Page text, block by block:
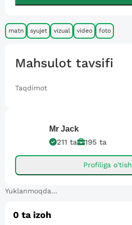
matn syujet vizual video foto
Mahsulot tavsifi
Taqdimot
Mr Jack
211 ta 195 ta
Profiliga o'tish
Yuklanmoqda...
0 ta izoh